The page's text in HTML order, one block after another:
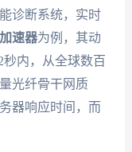
诊断系统，实时
速器为例，其动
内，从全球数百
光纤骨干网质
器响应时间，而